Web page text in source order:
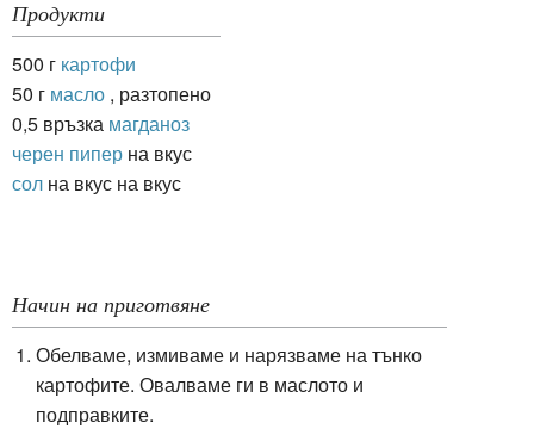
Продукти
500 г картофи
50 г масло , разтопено
0,5 връзка магданоз
черен пипер на вкус
сол на вкус на вкус
Начин на приготвяне
Обелваме, измиваме и нарязваме на тънко
картофите. Овалваме ги в маслото и
подправките.